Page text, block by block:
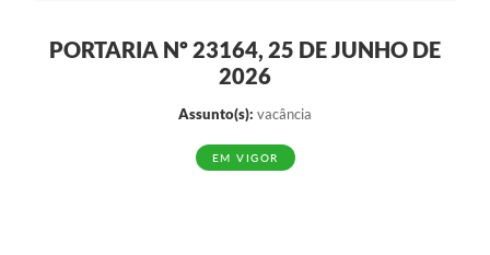
PORTARIA Nº 23164, 25 DE JUNHO DE
2026
Assunto(s): vacância
EM VIGOR